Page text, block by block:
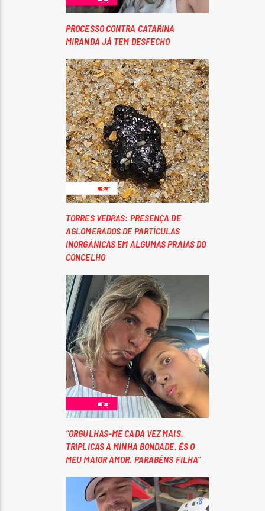
PROCESSO CONTRA CATARINA
MIRANDA JÁ TEM DESFECHO
TORRES VEDRAS: PRESENÇA DE
AGLOMERADOS DE PARTÍCULAS
INORGÂNICAS EM ALGUMAS PRAIAS DO
CONCELHO
“ORGULHAS-ME CADA VEZ MAIS.
TRIPLICAS A MINHA BONDADE. ÉS O
MEU MAIOR AMOR. PARABÉNS FILHA”